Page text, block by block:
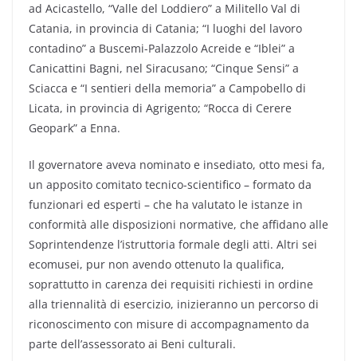
ad Acicastello, “Valle del Loddiero” a Militello Val di
Catania, in provincia di Catania; “I luoghi del lavoro
contadino” a Buscemi-Palazzolo Acreide e “Iblei” a
Canicattini Bagni, nel Siracusano; “Cinque Sensi” a
Sciacca e “I sentieri della memoria” a Campobello di
Licata, in provincia di Agrigento; “Rocca di Cerere
Geopark” a Enna.
Il governatore aveva nominato e insediato, otto mesi fa,
un apposito comitato tecnico-scientifico – formato da
funzionari ed esperti – che ha valutato le istanze in
conformità alle disposizioni normative, che affidano alle
Soprintendenze l’istruttoria formale degli atti. Altri sei
ecomusei, pur non avendo ottenuto la qualifica,
soprattutto in carenza dei requisiti richiesti in ordine
alla triennalità di esercizio, inizieranno un percorso di
riconoscimento con misure di accompagnamento da
parte dell’assessorato ai Beni culturali.